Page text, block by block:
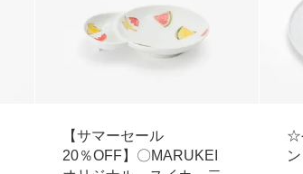
【サマーセール
20％OFF】〇MARUKEI
☆